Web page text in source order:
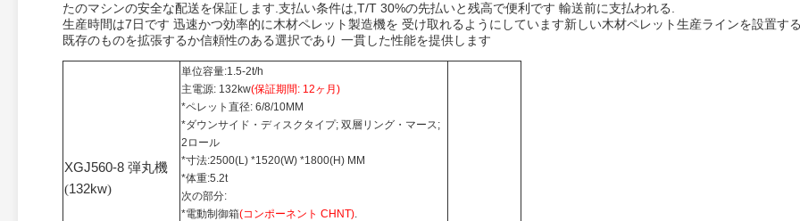
たのマシンの安全な配送を保証します.支払い条件は,T/T 30%の先払いと残高で便利です 輸送前に支払われる.
生産時間は7日です 迅速かつ効率的に木材ペレット製造機を 受け取れるようにしています新しい木材ペレット生産ラインを設置す
既存のものを拡張するか信頼性のある選択であり 一貫した性能を提供します
XGJ560-8 弾丸機
(132kw)
単位容量:1.5-2t/h
主電源: 132kw(保証期間: 12ヶ月)
*ペレット直径: 6/8/10MM
*ダウンサイド・ディスクタイプ; 双層リング・マース;
2ロール
*寸法:2500(L) *1520(W) *1800(H) MM
*体重:5.2t
次の部分:
*電動制御箱(コンポーネント CHNT).